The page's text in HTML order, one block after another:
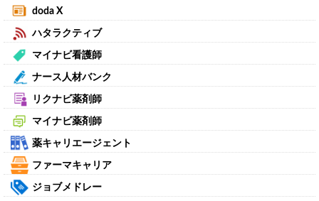
doda X
ハタラクティブ
マイナビ看護師
ナース人材バンク
リクナビ薬剤師
マイナビ薬剤師
薬キャリエージェント
ファーマキャリア
ジョブメドレー